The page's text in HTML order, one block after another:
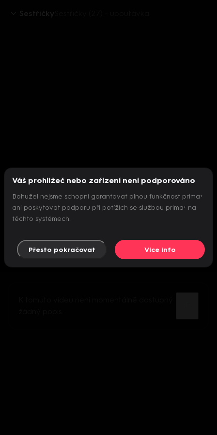
Sestřičky
Nepodařilo se inicializovat přehrávač
Váš prohlížeč nebo zařízení není podporováno
Bohužel nejsme schopni garantovat plnou funkčnost prima+
ani poskytovat podporu při potížích se službou prima+ na
těchto systémech.
Přesto pokračovat Více info